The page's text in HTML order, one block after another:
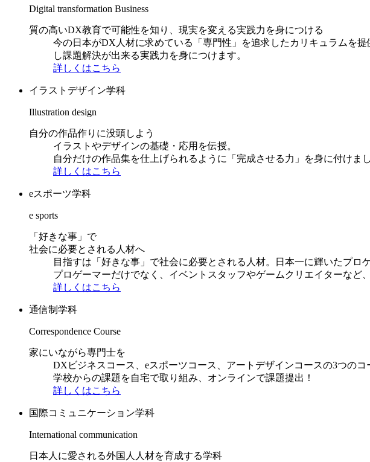
Digital transformation Business
質の高いDX教育で可能性を知り、現実を変える実践力を身につける
今の日本がDX人材に求めている「専門性」を追求したカリキュラムを
し課題解決が出来る実践力を身につけます。
詳しくはこちら
イラストデザイン学科
Illustration design
自分の作品作りに没頭しよう
イラストやデザインの基礎・応用を伝授。
自分だけの作品集を仕上げられるように「完成させる力」を身に付けまし
詳しくはこちら
eスポーツ学科
e sports
「好きな事」で
社会に必要とされる人材へ
目指すは「好きな事」で社会に必要とされる人材。日本一に輝いたプロ
プロゲーマーだけでなく、イベントスタッフやゲームクリエイターなど
詳しくはこちら
通信制学科
Correspondence Course
家にいながら専門士を
DXビジネスコース、eスポーツコース、アートデザインコースの3つのコ
学校からの課題を自宅で取り組み、オンラインで課題提出！
詳しくはこちら
国際コミュニケーション学科
International communication
日本人に愛される外国人人材を育成する学科